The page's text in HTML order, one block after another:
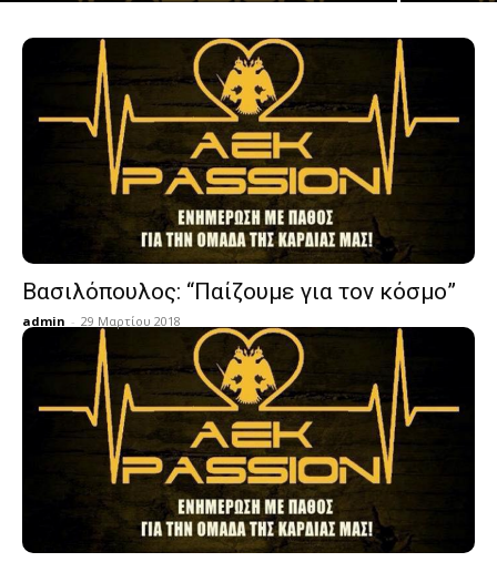
Βασιλόπουλος: “Παίζουμε για τον κόσμο”
admin - 29 Μαρτίου 2018